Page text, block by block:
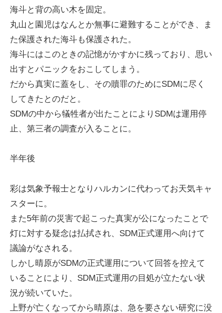
海斗と背の高い木を固定。
丸山と園児はなんとか無事に避難することができ、ま
た保護された海斗も保護された。
海斗にはこのときの記憶がかすかに残っており、思い
出すとパニックをおこしてしまう。
だから真実に蓋をし、その贖罪のためにSDMに尽く
してきたとのだと。
SDMの中から犠牲者が出たことによりSDMは運用停
止、第三者の調査が入ることに。
半年後
彩は気象予報士となりハルカンに代わってお天気キャ
スターに。
また5年前の災害で起こった真実が公になったことで
灯に対する疑念は払拭され、SDM正式運用へ向けて
議論がなされる。
しかし晴原がSDMの正式運用について回答を控えて
いることにより、SDM正式運用の目処が立たない状
況が続いていた。
上野が亡くなってから晴原は、急を要さない研究に没